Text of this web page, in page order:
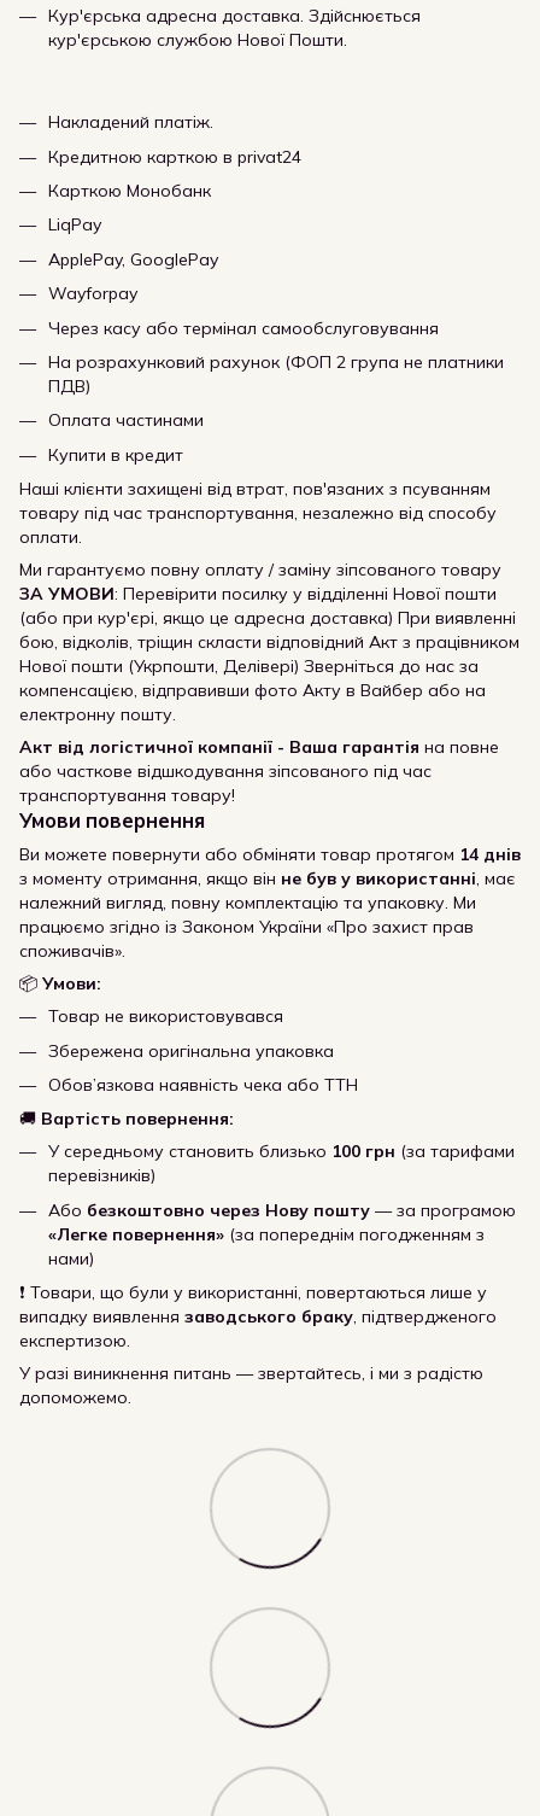
Кур'єрська адресна доставка. Здійснюється
кур'єрською службою Нової Пошти.
Накладений платіж.
Кредитною карткою в privat24
Карткою Монобанк
LiqPay
ApplePay, GooglePay
Wayforpay
Через касу або термінал самообслуговування
На розрахунковий рахунок (ФОП 2 група не платники
ПДВ)
Оплата частинами
Купити в кредит
Наші клієнти захищені від втрат, пов'язаних з псуванням
товару під час транспортування, незалежно від способу
оплати.
Ми гарантуємо повну оплату / заміну зіпсованого товару
ЗА УМОВИ: Перевірити посилку у відділенні Нової пошти
(або при кур'єрі, якщо це адресна доставка) При виявленні
бою, відколів, тріщин скласти відповідний Акт з працівником
Нової пошти (Укрпошти, Делівері) Зверніться до нас за
компенсацією, відправивши фото Акту в Вайбер або на
електронну пошту.
Акт від логістичної компанії - Ваша гарантія на повне
або часткове відшкодування зіпсованого під час
транспортування товару!
Умови повернення
Ви можете повернути або обміняти товар протягом 14 днів
з моменту отримання, якщо він не був у використанні, має
належний вигляд, повну комплектацію та упаковку. Ми
працюємо згідно із Законом України «Про захист прав
споживачів».
📦 Умови:
Товар не використовувався
Збережена оригінальна упаковка
Обов’язкова наявність чека або ТТН
🚚 Вартість повернення:
У середньому становить близько 100 грн (за тарифами
перевізників)
Або безкоштовно через Нову пошту — за програмою
«Легке повернення» (за попереднім погодженням з
нами)
❗ Товари, що були у використанні, повертаються лише у
випадку виявлення заводського браку, підтвердженого
експертизою.
У разі виникнення питань — звертайтесь, і ми з радістю
допоможемо.